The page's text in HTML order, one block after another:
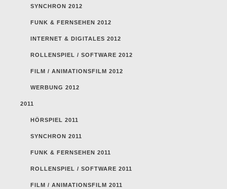
SYNCHRON 2012
FUNK & FERNSEHEN 2012
INTERNET & DIGITALES 2012
ROLLENSPIEL / SOFTWARE 2012
FILM / ANIMATIONSFILM 2012
WERBUNG 2012
2011
HÖRSPIEL 2011
SYNCHRON 2011
FUNK & FERNSEHEN 2011
ROLLENSPIEL / SOFTWARE 2011
FILM / ANIMATIONSFILM 2011